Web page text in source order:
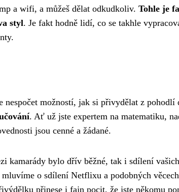
a wifi, a můžeš dělat odkudkoliv. Tohle je
styl. Je fakt hodně lidí, co se takhle
možností, jak si přivydělat z pohodlí
. Ať už jste expertem na matematiku,
jsou cenné a žádané.
kamarády bylo dřív běžné, tak i sdílení
o sdílení Netflixu a podobných
přinese i fajn pocit, že jste někomu